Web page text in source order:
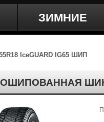
ЗИМНИЕ
IceGUARD IG65 ШИП
ШИНА